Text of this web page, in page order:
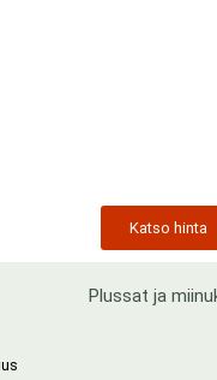
Katso hinta
Plussat ja